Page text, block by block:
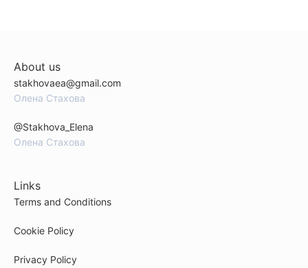
About us
stakhovaea@gmail.com
Олена Стахова
@Stakhova_Elena
Олена Стахова
Links
Terms and Conditions
Cookie Policy
Privacy Policy